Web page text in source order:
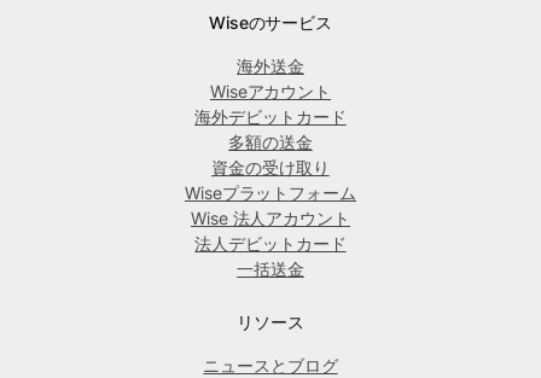
Wiseのサービス
海外送金
Wiseアカウント
海外デビットカード
多額の送金
資金の受け取り
Wiseプラットフォーム
Wise 法人アカウント
法人デビットカード
一括送金
リソース
ニュースとブログ